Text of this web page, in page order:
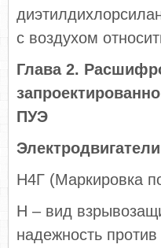
с воздухом
Глава 2.
ПУЭ
Электродвигатели
Н4Г (Маркировка
Н – вид
надежность